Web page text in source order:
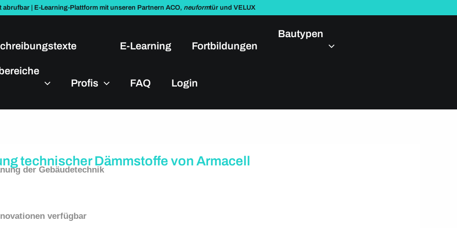
abrufbar | E-Learning-Plattform mit unseren Partnern ACO, neuformtür und VELUX
E-Learning Fortbildungen
Bautypen
Profis
FAQ Login
technischer Dämmstoffe von Armacell
der Gebäudetechnik
verfügbar